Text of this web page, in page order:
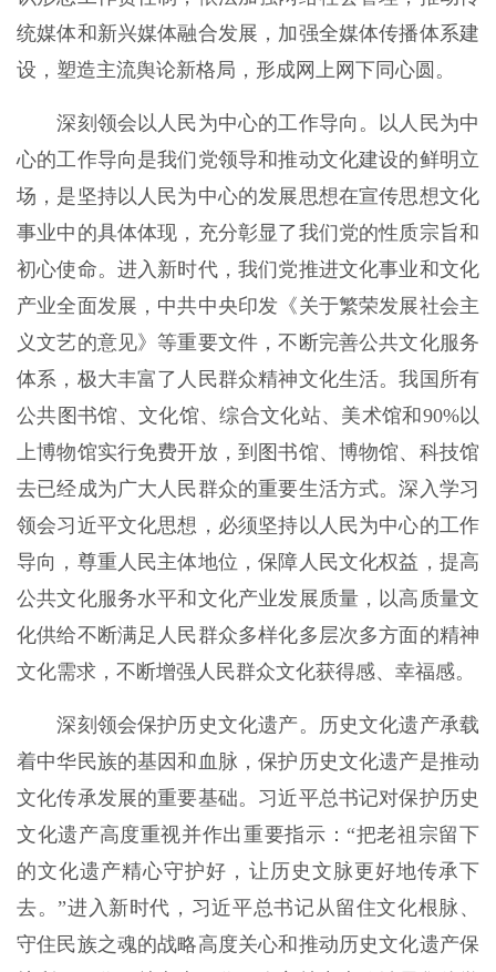
统媒体和新兴媒体融合发展，加强全媒体传播体系建
设，塑造主流舆论新格局，形成网上网下同心圆。
深刻领会以人民为中心的工作导向。以人民为中
心的工作导向是我们党领导和推动文化建设的鲜明立
场，是坚持以人民为中心的发展思想在宣传思想文化
事业中的具体体现，充分彰显了我们党的性质宗旨和
初心使命。进入新时代，我们党推进文化事业和文化
产业全面发展，中共中央印发《关于繁荣发展社会主
义文艺的意见》等重要文件，不断完善公共文化服务
体系，极大丰富了人民群众精神文化生活。我国所有
公共图书馆、文化馆、综合文化站、美术馆和90%以
上博物馆实行免费开放，到图书馆、博物馆、科技馆
去已经成为广大人民群众的重要生活方式。深入学习
领会习近平文化思想，必须坚持以人民为中心的工作
导向，尊重人民主体地位，保障人民文化权益，提高
公共文化服务水平和文化产业发展质量，以高质量文
化供给不断满足人民群众多样化多层次多方面的精神
文化需求，不断增强人民群众文化获得感、幸福感。
深刻领会保护历史文化遗产。历史文化遗产承载
着中华民族的基因和血脉，保护历史文化遗产是推动
文化传承发展的重要基础。习近平总书记对保护历史
文化遗产高度重视并作出重要指示：“把老祖宗留下
的文化遗产精心守护好，让历史文脉更好地传承下
去。”进入新时代，习近平总书记从留住文化根脉、
守住民族之魂的战略高度关心和推动历史文化遗产保